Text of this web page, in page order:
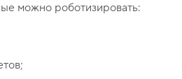
можно роботизировать: